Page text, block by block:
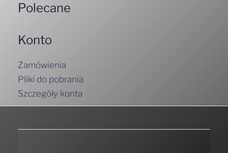
Polecane
Konto
Zamówienia
Pliki do pobrania
Szczegóły konta